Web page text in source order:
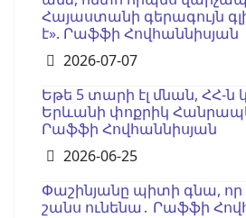
Հայաստանի գերագույն
է». Րաֆֆի Հովհաննիսյան
Details
2026-07-07
Եթե 5 տարի էլ մնան, ՀՀ-ն
Երևանի փոքրիկ
Րաֆֆի Հովհաննիսյան
Details
2026-06-25
Փաշինյանը պիտի գնա, որ
շանս ունենա․ Րաֆֆի